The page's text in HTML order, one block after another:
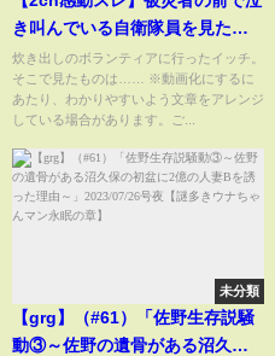
き叫んでいる自衛隊員を見た話
【東日本大震災】【3.11】
炊き出しのボランティアに行ったイッチ。
そこで見たものは…… ※動画化にするに
あたり、わかりやすいよう文章をアレンジ
している場合があります。ご...
未分類
【grg】（#61）「佐野生存説騒
動③～佐野の遺骨がある沼久保